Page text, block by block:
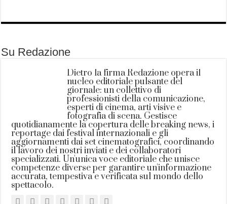
Su Redazione
Dietro la firma Redazione opera il
nucleo editoriale pulsante del
giornale: un collettivo di
professionisti della comunicazione,
esperti di cinema, arti visive e
fotografia di scena. Gestisce
quotidianamente la copertura delle breaking news, i
reportage dai festival internazionali e gli
aggiornamenti dai set cinematografici, coordinando
il lavoro dei nostri inviati e dei collaboratori
specializzati. Un'unica voce editoriale che unisce
competenze diverse per garantire un'informazione
accurata, tempestiva e verificata sul mondo dello
spettacolo.